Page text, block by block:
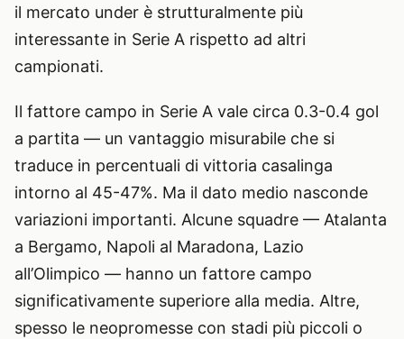
il mercato under è strutturalmente più
interessante in Serie A rispetto ad altri
campionati.
Il fattore campo in Serie A vale circa 0.3-0.4 gol
a partita — un vantaggio misurabile che si
traduce in percentuali di vittoria casalinga
intorno al 45-47%. Ma il dato medio nasconde
variazioni importanti. Alcune squadre — Atalanta
a Bergamo, Napoli al Maradona, Lazio
all’Olimpico — hanno un fattore campo
significativamente superiore alla media. Altre,
spesso le neopromesse con stadi più piccoli o